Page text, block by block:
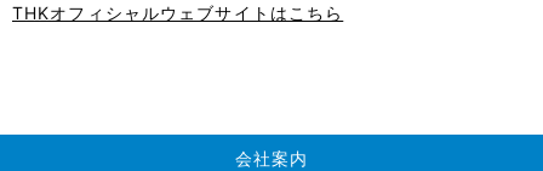
THKオフィシャルウェブサイトはこちら
会社案内